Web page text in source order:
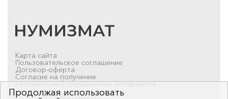
Карта сайта
Пользовательское соглашение
Договор-оферта
Согласие на получение
рекламно-информационных материалов
Продолжая использовать